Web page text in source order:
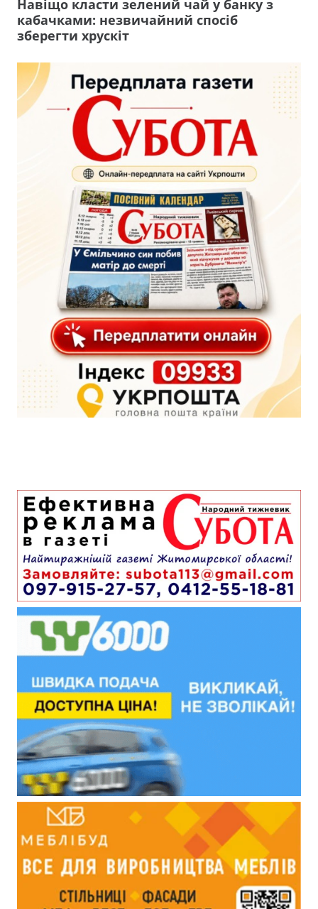
Навіщо класти зелений чай у банку з
кабачками: незвичайний спосіб
зберегти хрускіт